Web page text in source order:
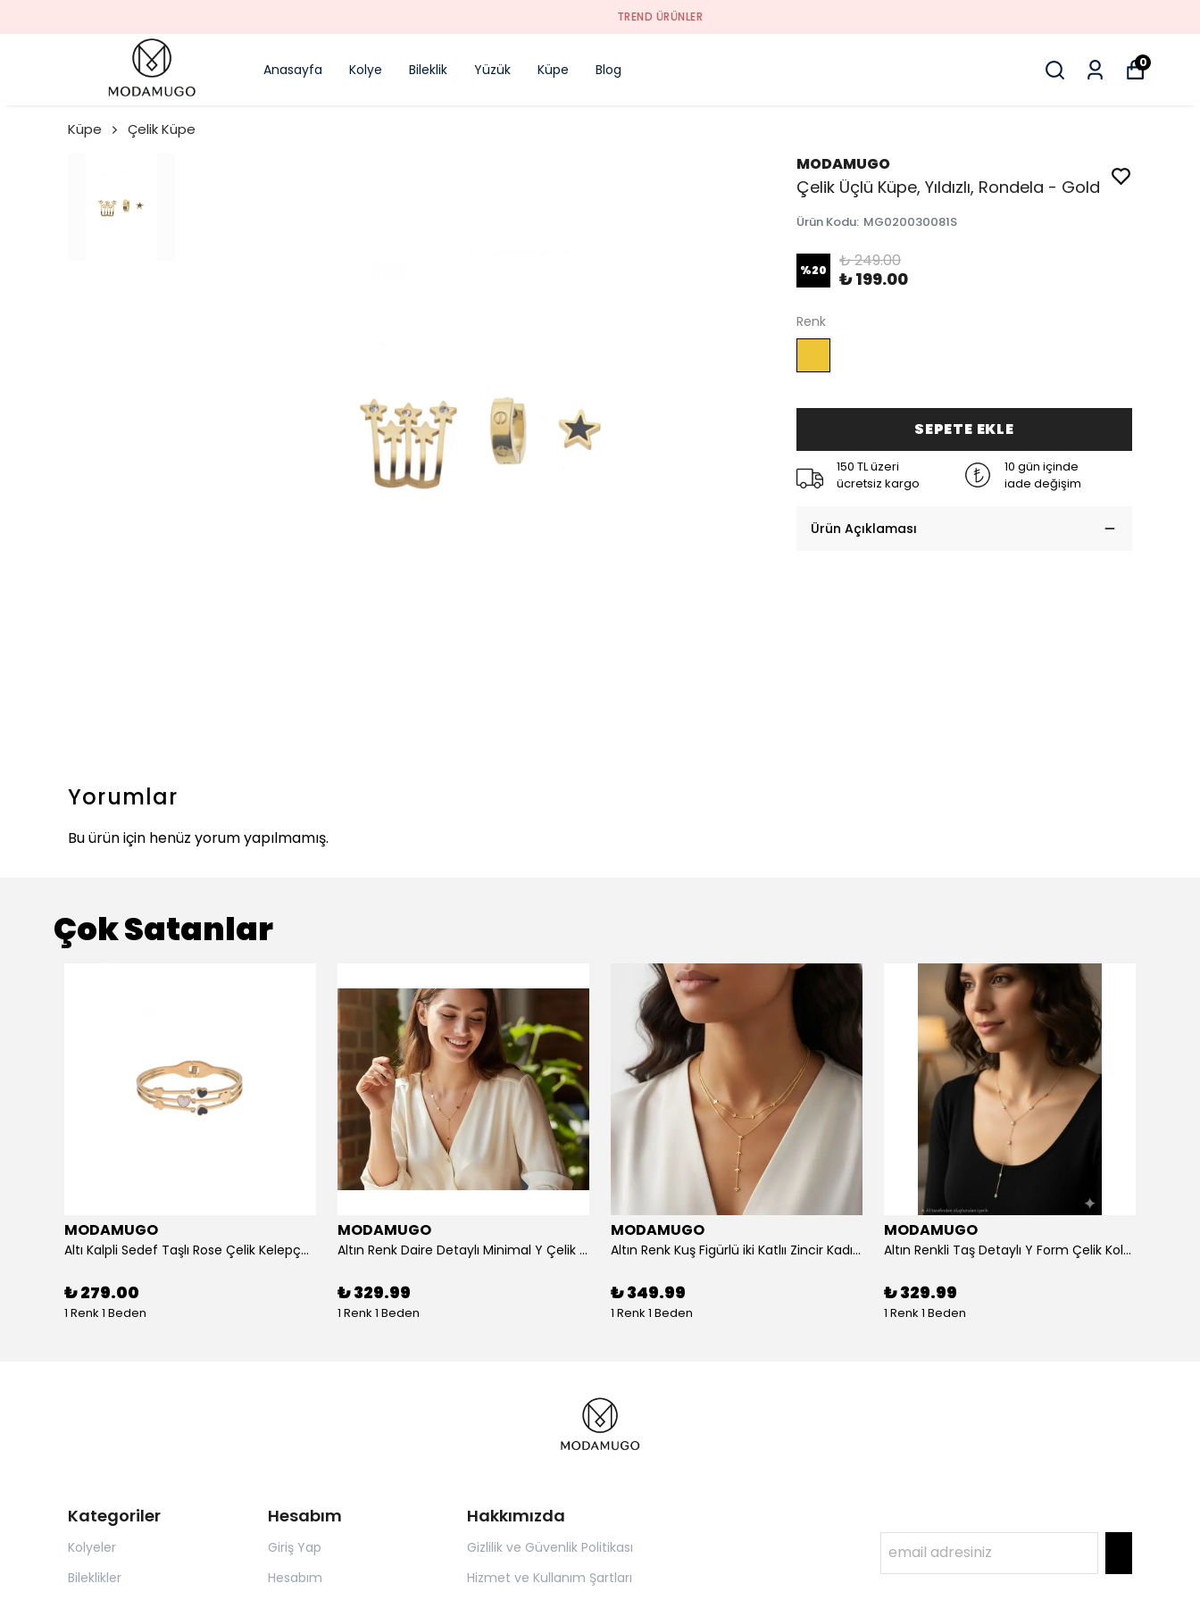
TREND ÜRÜNLER
Anasayfa Kolye Bileklik Yüzük Küpe Blog 0
Küpe Çelik Küpe
MODAMUGO
Çelik Üçlü Küpe, Yıldızlı, Rondela - Gold
Ürün Kodu: MG020030081S
%20 ₺ 249.00
₺ 199.00
Renk
SEPETE EKLE
150 TL üzeri
ücretsiz kargo
10 gün içinde
iade değişim
Ürün Açıklaması
Yorumlar
Bu ürün için henüz yorum yapılmamış.
Çok Satanlar
MODAMUGO
Altı Kalpli Sedef Taşlı Rose Çelik Kelepçe Bileklik
₺ 279.00
1 Renk 1 Beden
MODAMUGO
Altın Renk Daire Detaylı Minimal Y Çelik Kolye
₺ 329.99
1 Renk 1 Beden
MODAMUGO
Altın Renk Kuş Figürlü iki Katlıı Zincir Kadın Y Kolye
₺ 349.99
1 Renk 1 Beden
MODAMUGO
Altın Renkli Taş Detaylı Y Form Çelik Kolye
₺ 329.99
1 Renk 1 Beden
Kategoriler
Kolyeler
Bileklikler
Hesabım
Giriş Yap
Hesabım
Hakkımızda
Gizlilik ve Güvenlik Politikası
Hizmet ve Kullanım Şartları